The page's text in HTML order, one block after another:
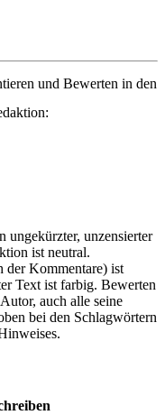
und Bewerten in den
ungekürzter, unzensierter
ist neutral.
der Kommentare) ist
Text ist farbig. Bewerten
auch alle seine
bei den Schlagwörtern